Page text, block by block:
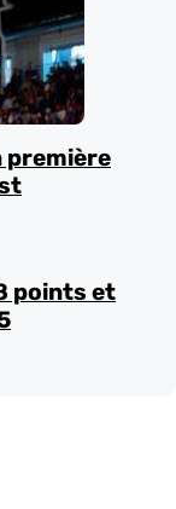
première
points et